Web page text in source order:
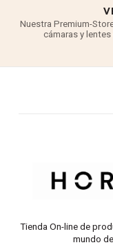
incorporado y
enfoque
ayuda a
también
Nuestra Premium-
cámaras y
Tienda On-line de
mundo